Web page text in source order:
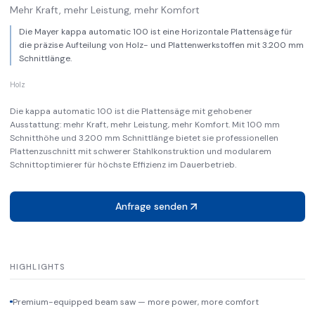
Mehr Kraft, mehr Leistung, mehr Komfort
Die Mayer kappa automatic 100 ist eine Horizontale Plattensäge für
die präzise Aufteilung von Holz- und Plattenwerkstoffen mit 3.200 mm
Schnittlänge.
Holz
Die kappa automatic 100 ist die Plattensäge mit gehobener
Ausstattung: mehr Kraft, mehr Leistung, mehr Komfort. Mit 100 mm
Schnitthöhe und 3.200 mm Schnittlänge bietet sie professionellen
Plattenzuschnitt mit schwerer Stahlkonstruktion und modularem
Schnittoptimierer für höchste Effizienz im Dauerbetrieb.
Anfrage senden
HIGHLIGHTS
Premium-equipped beam saw — more power, more comfort